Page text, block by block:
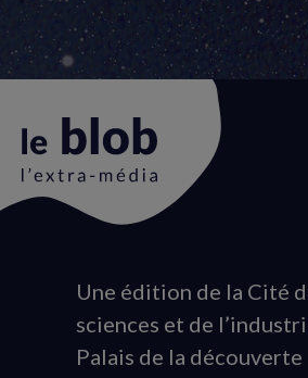
Animation
du
logo
Une édition de la Cité
sciences et de
Palais de la découverte